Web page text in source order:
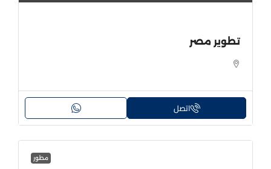
تطوير مصر
اتصل
مطور